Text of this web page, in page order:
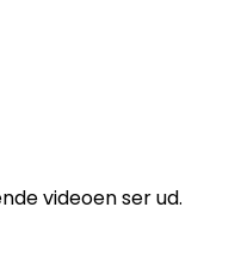
videoen ser ud.